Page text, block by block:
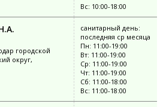
Вс: 10:00-18:00
городской
округ,
санитарный день:
последняя ср месяца
Пн: 11:00-19:00
Вт: 11:00-19:00
Ср: 11:00-19:00
Чт: 11:00-19:00
Сб: 11:00-18:00
Вс: 11:00-18:00